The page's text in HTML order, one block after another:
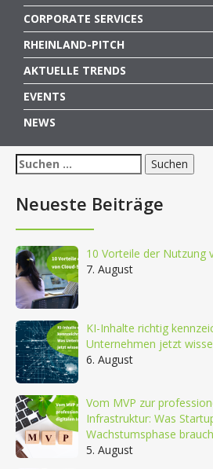
CORPORATE SERVICES
RHEINLAND-PITCH
AKTUELLE TRENDS
EVENTS
NEWS
Suchen
nach:
Neueste Beiträge
10 Vorteile der Nutzung
7. August
KI-Inhalte richtig
Unternehmen jetzt
6. August
Vom MVP zur
Infrastruktur: Was
Wachstumsphase
5. August